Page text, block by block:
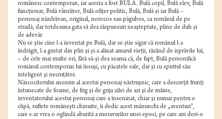
românesc contemporan, iar acesta a fost BULĂ. Bulă copil, Bulă elev, Bulă
funcţionar, Bulă vânzător, Bulă ofiţer politic, Bulă, Bulă şi iar Bulă –
personaj năzdrăvan, original, norocos sau păgubos, ca românul de pe
stradă, dar totdeauna gata să dea răspunsuri neaşteptate, pline de duh şi
de adevăr.
Nu se ştie cine l-a inventat pe Bulă, dar se ştie sigur că românul l-a
îndrăgit, l-a gustat din plin şi şi-a alinat amarul vieţii, râzând de isprăvile lui,
– de cele mai multe ori, fără să-şi dea seama că, de fapt, Bulă personifică
românul contemporan lui însuşi, cu păcatele sale, dar şi cu spiritul său
inteligent şi necruţător.
Născocitorului anonim al acestui personaj năstruşnic, care a descreţit frunţi
întunecate de foame, de frig şi de grija zilei de azi şi de mâine,
inventatorului acestui personaj care a înseninat, chiar şi numai pentru o
clipă, suflete româneşti chinuite, îi dedic acest mănunchi de „aventuri”,
care s-ar vrea o oglindă aburită a moravurilor unei epoci, pe care am dori-o